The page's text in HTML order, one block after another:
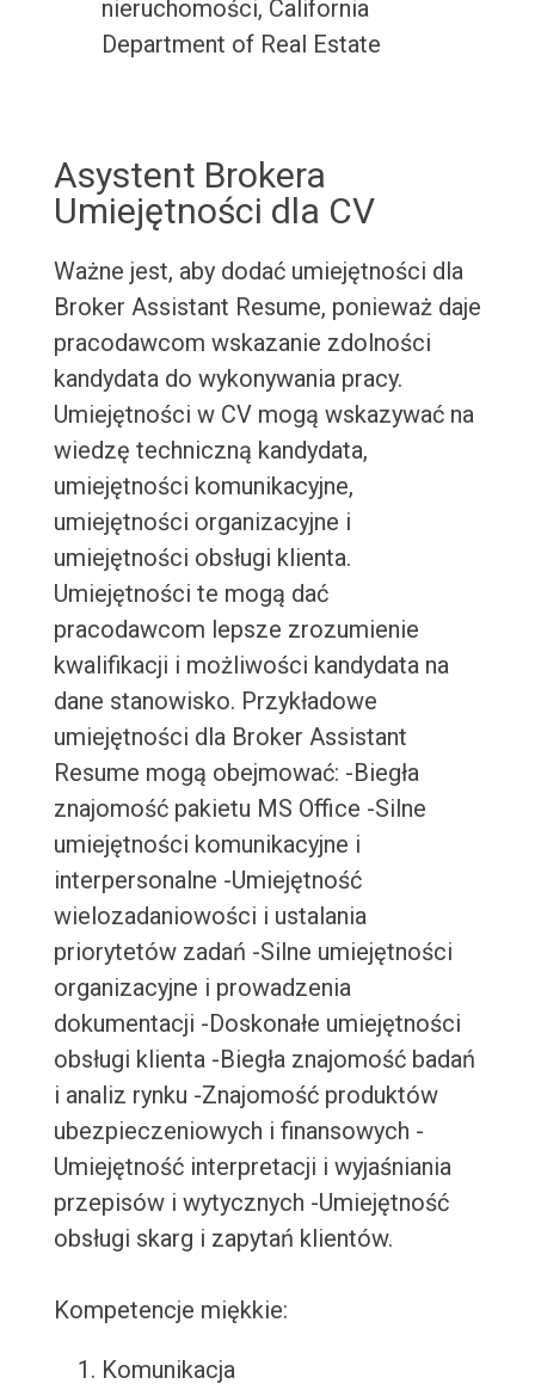
nieruchomości, California
Department of Real Estate
Asystent Brokera
Umiejętności dla CV
Ważne jest, aby dodać umiejętności dla
Broker Assistant Resume, ponieważ daje
pracodawcom wskazanie zdolności
kandydata do wykonywania pracy.
Umiejętności w CV mogą wskazywać na
wiedzę techniczną kandydata,
umiejętności komunikacyjne,
umiejętności organizacyjne i
umiejętności obsługi klienta.
Umiejętności te mogą dać
pracodawcom lepsze zrozumienie
kwalifikacji i możliwości kandydata na
dane stanowisko. Przykładowe
umiejętności dla Broker Assistant
Resume mogą obejmować: -Biegła
znajomość pakietu MS Office -Silne
umiejętności komunikacyjne i
interpersonalne -Umiejętność
wielozadaniowości i ustalania
priorytetów zadań -Silne umiejętności
organizacyjne i prowadzenia
dokumentacji -Doskonałe umiejętności
obsługi klienta -Biegła znajomość badań
i analiz rynku -Znajomość produktów
ubezpieczeniowych i finansowych -
Umiejętność interpretacji i wyjaśniania
przepisów i wytycznych -Umiejętność
obsługi skarg i zapytań klientów.
Kompetencje miękkie:
Komunikacja